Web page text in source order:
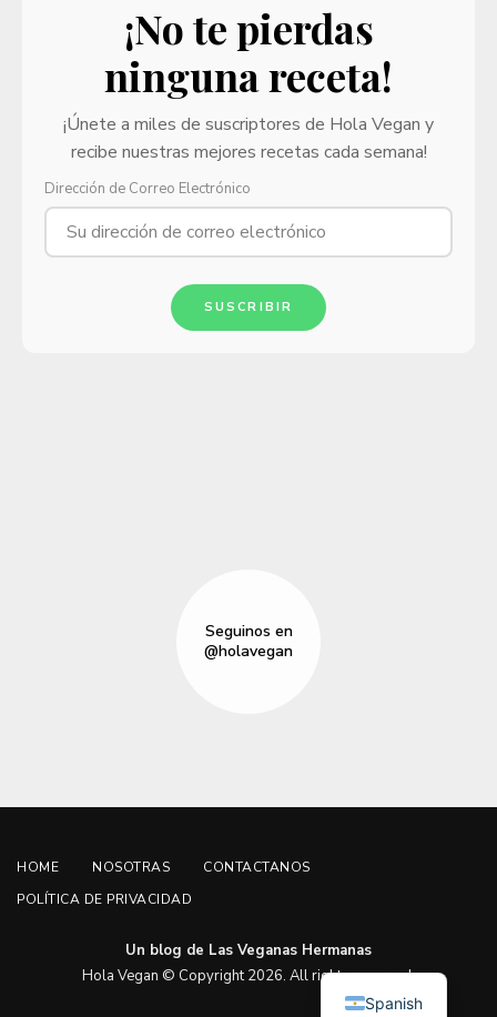
¡No te pierdas
ninguna receta!
¡Únete a miles de suscriptores de Hola Vegan y
recibe nuestras mejores recetas cada semana!
Dirección de Correo Electrónico
SUSCRIBIR
Seguinos en
@holavegan
HOME NOSOTRAS
CONTACTANOS
POLÍTICA DE PRIVACIDAD
Un blog de Las Veganas Hermanas
Hola Vegan © Copyright 2026. All rights reserved.
Spanish
English